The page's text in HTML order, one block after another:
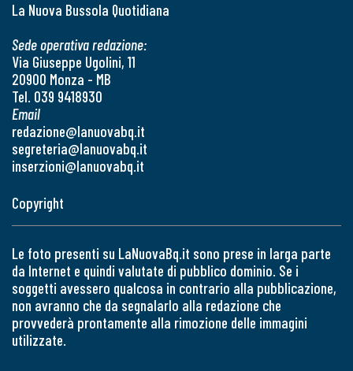
La Nuova Bussola Quotidiana
Sede operativa redazione:
Via Giuseppe Ugolini, 11
20900 Monza - MB
Tel. 039 9418930
Email
redazione@lanuovabq.it
segreteria@lanuovabq.it
inserzioni@lanuovabq.it
Copyright
Le foto presenti su LaNuovaBq.it sono prese in larga parte
da Internet e quindi valutate di pubblico dominio. Se i
soggetti avessero qualcosa in contrario alla pubblicazione,
non avranno che da segnalarlo alla redazione che
provvederà prontamente alla rimozione delle immagini
utilizzate.